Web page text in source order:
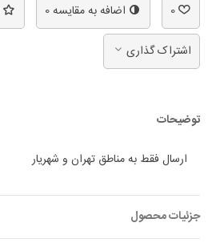
0 اضافه به مقایسه0
اشتراک گذاری
توضیحات
ارسال فقط به مناطق تهران و شهریار
جزئیات محصول